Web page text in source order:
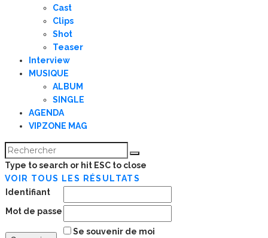
Cast
Clips
Shot
Teaser
Interview
MUSIQUE
ALBUM
SINGLE
AGENDA
VIPZONE MAG
Type to search or hit ESC to close
VOIR TOUS LES RÉSULTATS
Identifiant
Mot de passe
Se souvenir de moi